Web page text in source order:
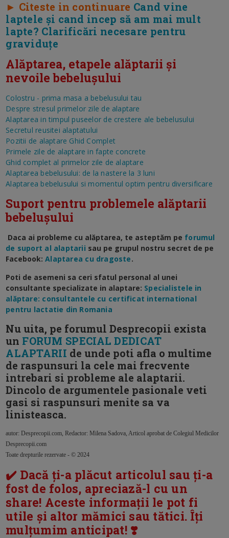
► Citeste in continuare Cand vine
laptele și cand incep să am mai mult
lapte? Clarificări necesare pentru
graviduțe
Alăptarea, etapele alăptarii și
nevoile bebelușului
Colostru - prima masa a bebelusului tau
Despre stresul primelor zile de alaptare
Alaptarea in timpul puseelor de crestere ale bebelusului
Secretul reusitei alaptatului
Pozitii de alaptare Ghid Complet
Primele zile de alaptare in fapte concrete
Ghid complet al primelor zile de alaptare
Alaptarea bebelusului: de la nastere la 3 luni
Alaptarea bebelusului si momentul optim pentru diversificare
Suport pentru problemele alăptarii
bebelușului
Daca ai probleme cu alăptarea, te asteptăm pe forumul
de suport al alaptarii sau pe grupul nostru secret de pe
Facebook:Alaptarea cu dragoste.
Poti de asemeni sa ceri sfatul personal al unei
consultante specializate in alaptare: Specialistele in
alăptare: consultantele cu certificat international
pentru lactatie din Romania
Nu uita, pe forumul Desprecopii exista
un FORUM SPECIAL DEDICAT
ALAPTARII de unde poti afla o multime
de raspunsuri la cele mai frecvente
intrebari si probleme ale alaptarii.
Dincolo de argumentele pasionale veti
gasi si raspunsuri menite sa va
linisteasca.
autor: Desprecopii.com, Redactor: Milena Sadova, Articol aprobat de Colegiul Medicilor
Desprecopii.com
Toate drepturile rezervate - © 2024
✔️ Dacă ți-a plăcut articolul sau ți-a
fost de folos, apreciază-l cu un
share! Aceste informații le pot fi
utile și altor mămici sau tătici. Îți
mulțumim anticipat! ❣️